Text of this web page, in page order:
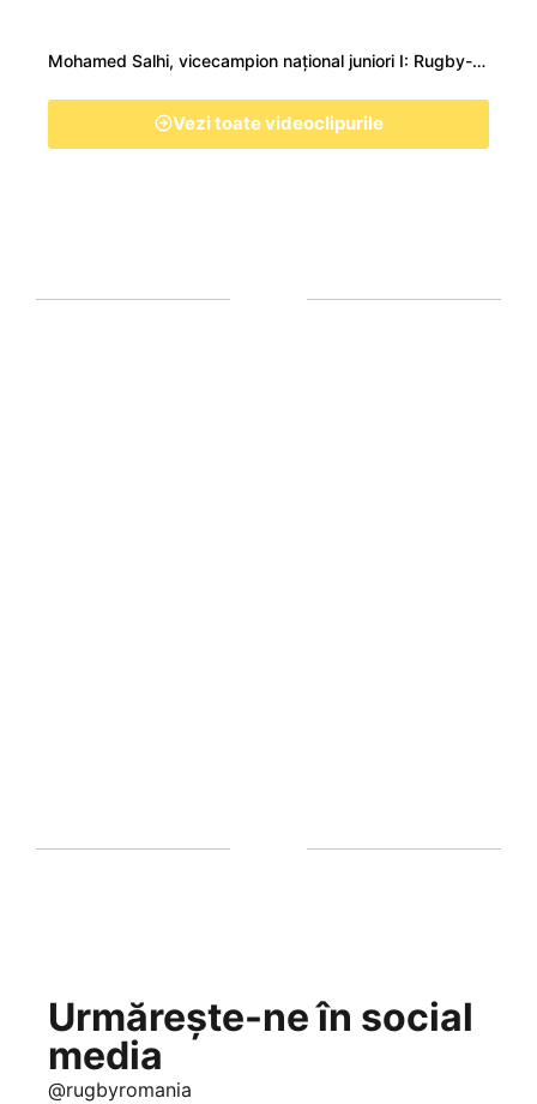
Mohamed Salhi, vicecampion național juniori I: Rugby-ul te învață să accepți și înfrângerile
Vezi toate videoclipurile
Urmărește-ne în social
media
@rugbyromania